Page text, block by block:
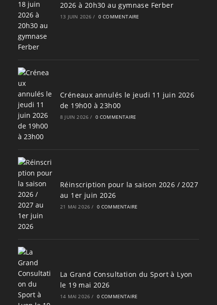
2026 à 20h30 au gymnase Ferber
13 JUIN 2026 / 0 COMMENTAIRE
Créneaux annulés le jeudi 11 juin 2026
de 19h00 à 23h00
8 JUIN 2026 / 0 COMMENTAIRE
Réinscription pour la saison 2026 / 2027
au 1er juin 2026
21 MAI 2026 / 0 COMMENTAIRE
La Grand Consultation du Sport à Lyon
le 19 mai 2026
14 MAI 2026 / 0 COMMENTAIRE